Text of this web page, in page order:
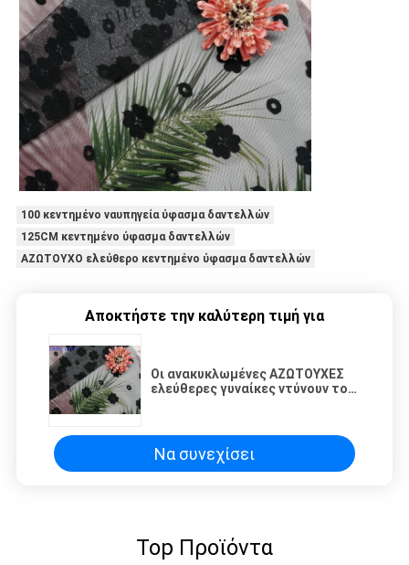
100 κεντημένο ναυπηγεία ύφασμα δαντελλών
125CM κεντημένο ύφασμα δαντελλών
ΑΖΩΤΟΥΧΟ ελεύθερο κεντημένο ύφασμα δαντελλών
Αποκτήστε την καλύτερη τιμή για
Οι ανακυκλωμένες ΑΖΩΤΟΥΧΕΣ
ελεύθερες γυναίκες ντύνουν το
Να συνεχίσει
Top Προϊόντα